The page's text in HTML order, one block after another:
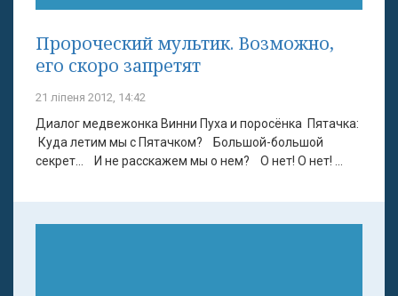
Пророческий мультик. Возможно,
его скоро запретят
21 ліпеня 2012, 14:42
Диалог медвежонка Винни Пуха и поросёнка Пятачка:
Куда летим мы с Пятачком? Большой-большой
секрет... И не расскажем мы о нем? О нет! О нет! ...